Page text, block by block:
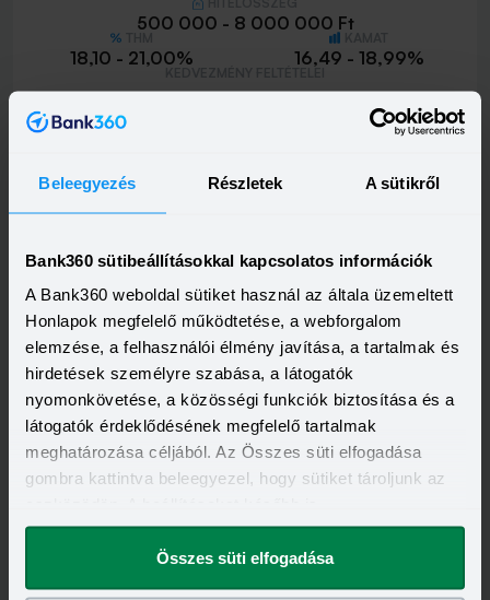
Beleegyezés Részletek A sütikről
Bank360 sütibeállításokkal kapcsolatos információk
A Bank360 weboldal sütiket használ az általa üzemeltett
Honlapok megfelelő működtetése, a webforgalom
elemzése, a felhasználói élmény javítása, a tartalmak és
hirdetések személyre szabása, a látogatók
nyomonkövetése, a közösségi funkciók biztosítása és a
látogatók érdeklődésének megfelelő tartalmak
meghatározása céljából. Az Összes süti elfogadása
gombra kattintva beleegyezel, hogy sütiket tároljunk az
megváltoztathatod.
Összes süti elfogadása
500 000 - 8 000 000 Ft
18,10 - 21,00% 16,49 - 18,99%
Minimum munkaviszony:
3 hónap
214 662 Ft
Visszahívást szeretnék
HITELÖSSZEG
500 000 - 15 000 000 Ft
THM
10,00 - 19,80%
KAMAT
9,39 - 17,99%
KEDVEZMÉNY FELTÉTELEI
Minimum életkor:
Minimum munkaviszony:
3 hónap
Minimum jövedelem:
400 000 Ft
Visszahívást szeretnék